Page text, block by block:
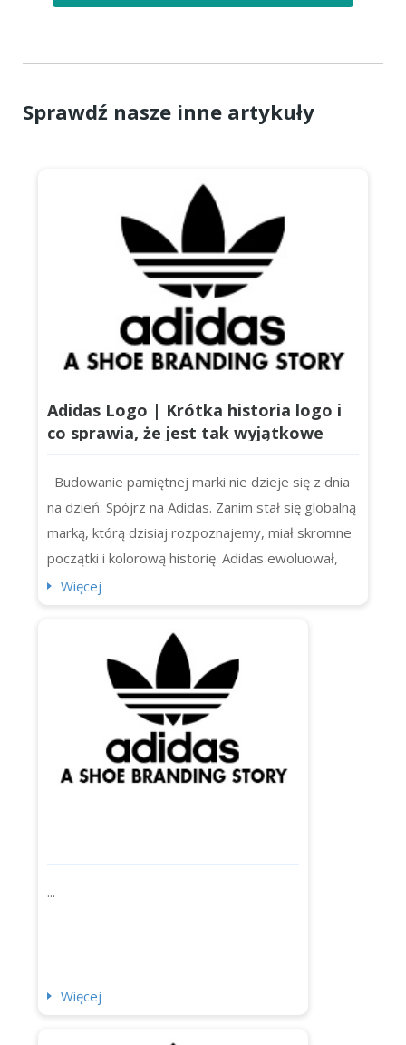
Sprawdź nasze inne artykuły
Adidas Logo | Krótka historia logo i
co sprawia, że jest tak wyjątkowe
Budowanie pamiętnej marki nie dzieje się z dnia
na dzień. Spójrz na Adidas. Zanim stał się globalną
marką, którą dzisiaj rozpoznajemy, miał skromne
początki i kolorową historię. Adidas ewoluował,
podobnie jak jego logo (tak, więcej niż jedno). Jeśli
ono z czasem, sprawdź ten artykuł. Dowiedzmy
się, jak logo ewoluowało od pierwszeg...
Więcej
...
Więcej